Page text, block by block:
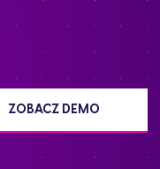
ZOBACZ DEMO